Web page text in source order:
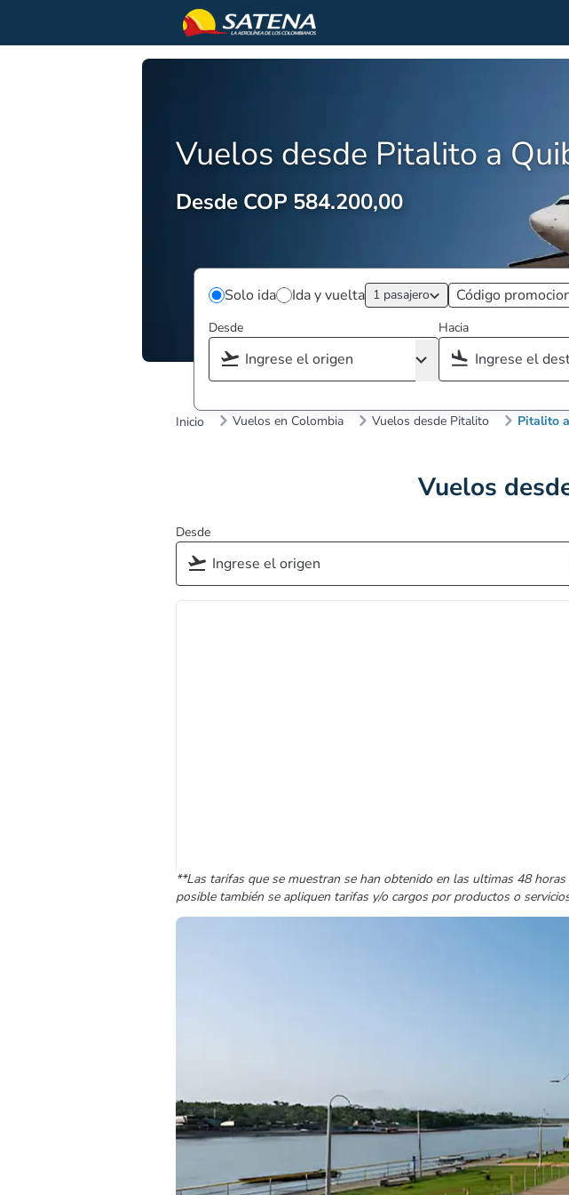
Vuelos desde Pitalito a
Desde COP 584.200,00
Solo ida Ida y vuelta 1 pasajero
Desde
Hacia
Inicio Vuelos en Colombia Vuelos desde Pitalito Pitalito
Vuelos
Desde
**Las tarifas que se muestran se han obtenido en las ultimas 48
posible también se apliquen tarifas y/o cargos por productos o